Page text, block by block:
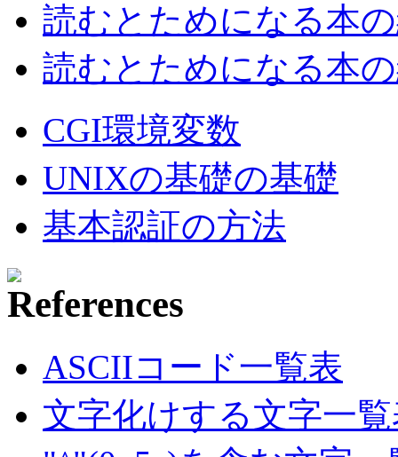
読むとためになる本
読むとためになる本
CGI環境変数
UNIXの基礎の基礎
基本認証の方法
ASCIIコード一覧表
文字化けする文字一